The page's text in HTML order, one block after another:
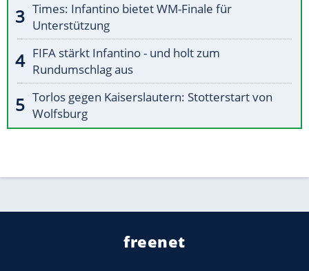
Times: Infantino bietet WM-Finale für
Unterstützung
FIFA stärkt Infantino - und holt zum
Rundumschlag aus
Torlos gegen Kaiserslautern: Stotterstart von
Wolfsburg
freenet